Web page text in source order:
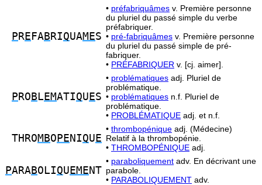
P RE FAB RIQUAMES
• préfabriquâmes v. Première personne
du pluriel du passé simple du verbe
préfabriquer.
• pré-fabriquâmes v. Première personne
du pluriel du passé simple de pré-
fabriquer.
• PRÉFABRIQUER v. [cj. aimer].
P RO B L EMATIQU ES
• problématiques adj. Pluriel de
problématique.
• problématiques n.f. Pluriel de
problématique.
• PROBLÉMATIQUE adj. et n.f.
THROMBO PE NIQU E
• thrombopénique adj. (Médecine)
Relatif à la thrombopénie.
• THROMBOPÉNIQUE adj.
PARABOLIQU EME NT
• paraboliquement adv. En décrivant une
parabole.
• PARABOLIQUEMENT adv.